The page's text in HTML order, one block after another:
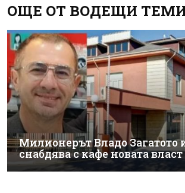
ОЩЕ ОТ ВОДЕЩИ
Милионерът Владо Загатото
снабдява с кафе новата власт